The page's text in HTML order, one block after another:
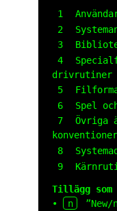
1
2
3
4
drivrutiner
5
6
Spel
7
Övriga
konventioner
8
9
Tillägg som
•
n